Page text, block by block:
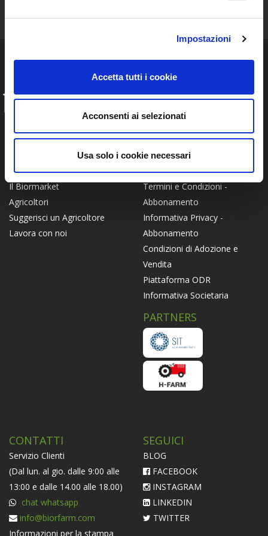
Impostazioni
Accetta tutti i cookie
Acconsenti ai selezionati
Usa solo i cookie necessari
Resta aggiornato sulle storie e le novità della nostra Community!
Certificato Bio
Modalità di conservazione
Il Biormarket
Agricoltori
Suggerisci un Agricoltore
Lavora con noi
INFO
Privacy Policy
Termini e Condizioni -
Piattaforma
Termini e Condizioni -
Abbonamento
Informativa Privacy -
Abbonamento
Condizioni di Adozione e
Vendita
Piattaforma ODR
Informativa Societaria
PARTNERS
CONTATTI
Servizio Clienti
(Dal lun. al gio. dalle 9:00 alle
13:00 e dalle 14.00 alle 18.00)
chat whatsapp
info@biorfarm.com
Informazioni per la stampa
SEGUICI
BLOG
FACEBOOK
INSTAGRAM
LINKEDIN
TWITTER